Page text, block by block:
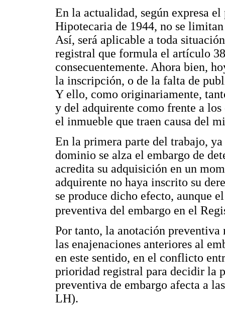
En la actualidad, según expresa
Hipotecaria de 1944, no se
Así, será aplicable a toda
registral que formula el artículo
consecuentemente. Ahora bien,
la inscripción, o de la falta de
Y ello, como originariamente,
y del adquirente como frente a los
el inmueble que traen causa del
En la primera parte del trabajo,
dominio se alza el embargo de
acredita su adquisición en un
adquirente no haya inscrito su
se produce dicho efecto, aunque
preventiva del embargo en el
Por tanto, la anotación preventiva
las enajenaciones anteriores al
en este sentido, en el conflicto
prioridad registral para decidir la
preventiva de embargo afecta a
LH).